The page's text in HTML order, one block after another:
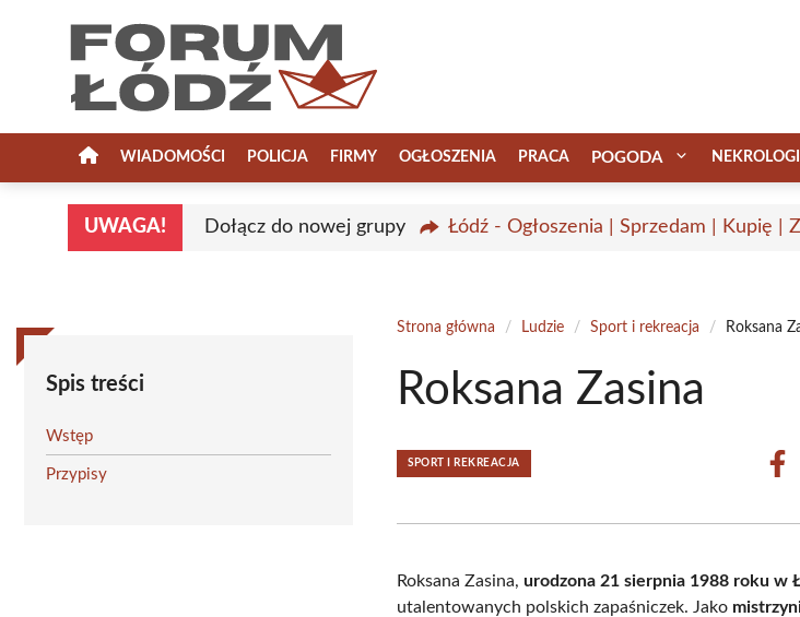
WIADOMOŚCI POLICJA FIRMY OGŁOSZENIA PRACA POGODA NEKROLOGI
UWAGA! Dołącz do nowej grupy Łódź - Ogłoszenia | Sprzedam | Kupię |
Spis treści
Wstęp
Przypisy
Strona główna / Ludzie / Sport i rekreacja / Roksana
Roksana Zasina
SPORT I REKREACJA
Roksana Zasina,urodzona 21 sierpnia 1988 roku w
utalentowanych polskich zapaśniczek. Jako